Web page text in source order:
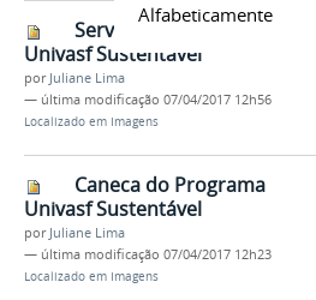
Alfabeticamente
Servidores recebendo o “Kit
Univasf Sustentável”
por Juliane Lima
— última modificação 07/04/2017 12h56
Localizado em Imagens
Caneca do Programa
Univasf Sustentável
por Juliane Lima
— última modificação 07/04/2017 12h23
Localizado em Imagens